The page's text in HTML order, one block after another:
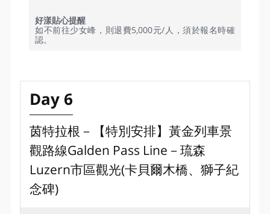
好漾貼心提醒
如不前往少女峰，則退費5,000元/人，須於報名時確
認。
Day 6
茵特拉根－【特別安排】黃金列車景
觀路線Galden Pass Line－琉森
Luzern市區觀光(卡貝爾木橋、獅子紀
念碑)